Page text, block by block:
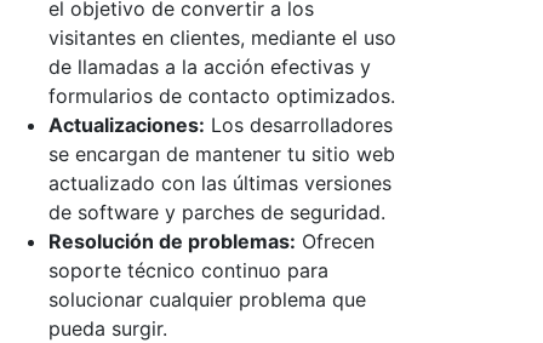
el objetivo de convertir a los
visitantes en clientes, mediante el uso
de llamadas a la acción efectivas y
formularios de contacto optimizados.
Actualizaciones: Los desarrolladores
se encargan de mantener tu sitio web
actualizado con las últimas versiones
de software y parches de seguridad.
Resolución de problemas: Ofrecen
soporte técnico continuo para
solucionar cualquier problema que
pueda surgir.